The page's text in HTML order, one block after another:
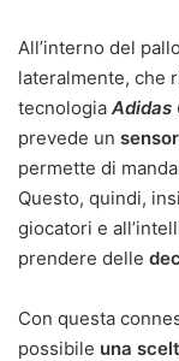
All’interno del
lateralmente, che
tecnologia Adidas
prevede un
permette di
Questo, quindi,
giocatori e
prendere delle
Con questa
possibile una